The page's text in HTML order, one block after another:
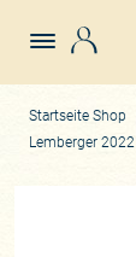
Startseite Shop
Lemberger 2022